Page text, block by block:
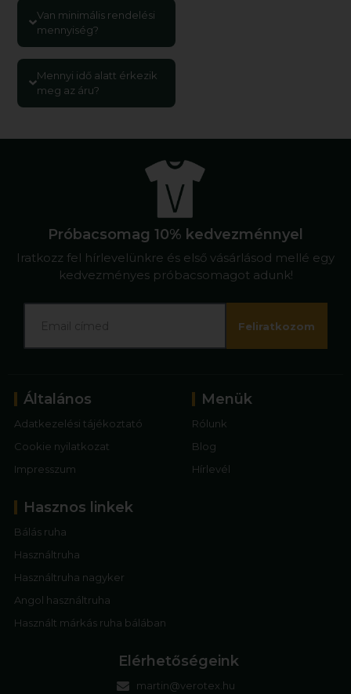
Van minimális rendelési
mennyiség?
Mennyi idő alatt érkezik
meg az áru?
Próbacsomag 10% kedvezménnyel
Iratkozz fel hírlevelünkre és első vásárlásod mellé egy
kedvezményes próbacsomagot adunk!
Feliratkozom
Általános
Adatkezelési tájékoztató
Cookie nyilatkozat
Impresszum
Menük
Rólunk
Blog
Hírlevél
Hasznos linkek
Bálás ruha
Használtruha
Használtruha nagyker
Angol használtruha
Használt márkás ruha bálában
Elérhetőségeink
martin@verotex.hu